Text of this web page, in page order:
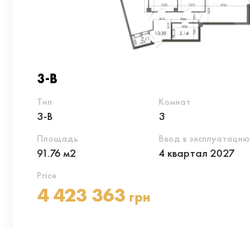
3-В
Тип
3-В
Комнат
3
Площадь
91.76 м2
Ввод в эксплуатацию
4 квартал 2027
Price
4 423 363 грн